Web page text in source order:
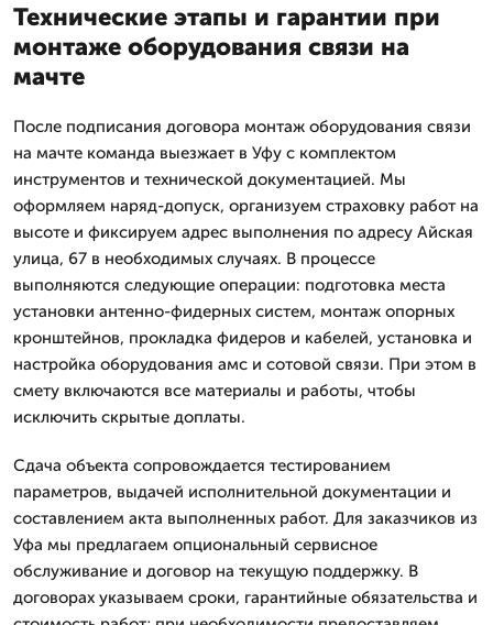
Технические этапы и гарантии при
монтаже оборудования связи на
мачте
После подписания договора монтаж оборудования связи
на мачте команда выезжает в Уфу с комплектом
инструментов и технической документацией. Мы
оформляем наряд-допуск, организуем страховку работ на
высоте и фиксируем адрес выполнения по адресу Айская
улица, 67 в необходимых случаях. В процессе
выполняются следующие операции: подготовка места
установки антенно-фидерных систем, монтаж опорных
кронштейнов, прокладка фидеров и кабелей, установка и
настройка оборудования амс и сотовой связи. При этом в
смету включаются все материалы и работы, чтобы
исключить скрытые доплаты.
Сдача объекта сопровождается тестированием
параметров, выдачей исполнительной документации и
составлением акта выполненных работ. Для заказчиков из
Уфа мы предлагаем опциональный сервисное
обслуживание и договор на текущую поддержку. В
договорах указываем сроки, гарантийные обязательства и